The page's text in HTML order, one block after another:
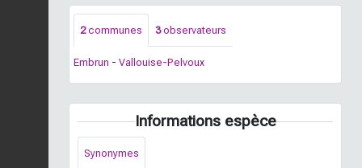
2communes 3observateurs
Embrun - Vallouise-Pelvoux
Informations espèce
Synonymes